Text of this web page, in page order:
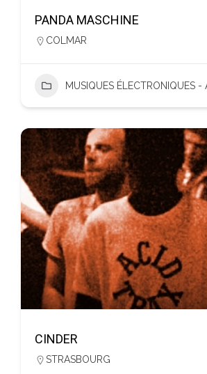
PANDA MASCHINE
COLMAR
MUSIQUES ÉLECTRONIQUES -
CINDER
STRASBOURG